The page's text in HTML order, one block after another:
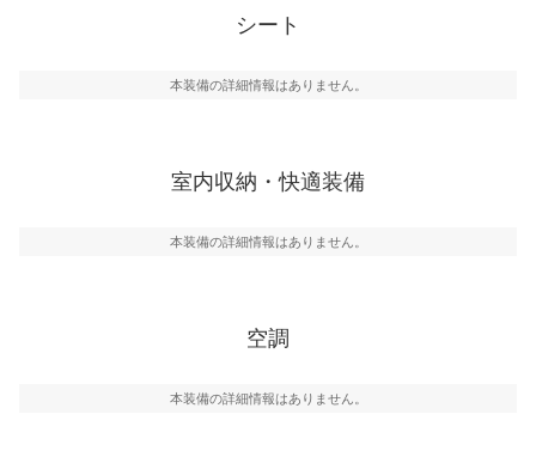
シート
本装備の詳細情報はありません。
室内収納・快適装備
本装備の詳細情報はありません。
空調
本装備の詳細情報はありません。